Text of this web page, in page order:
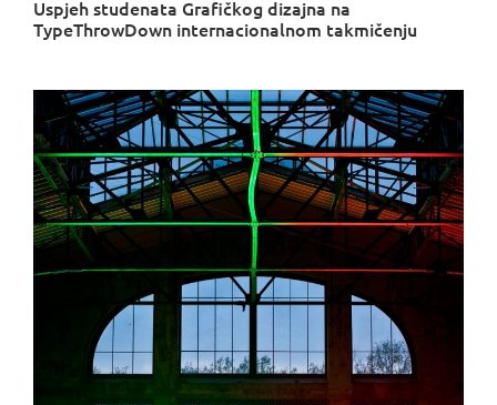
Uspjeh studenata Grafičkog dizajna na
TypeThrowDown internacionalnom takmičenju